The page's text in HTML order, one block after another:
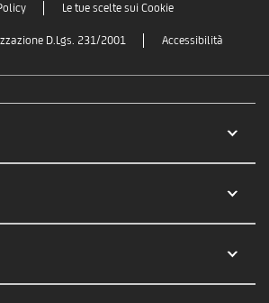
Le tue scelte sui Cookie
D.Lgs. 231/2001 Accessibilità